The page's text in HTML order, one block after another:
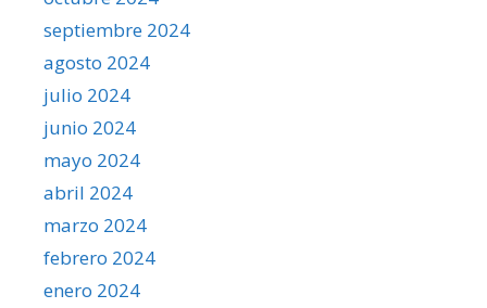
septiembre 2024
agosto 2024
julio 2024
junio 2024
mayo 2024
abril 2024
marzo 2024
febrero 2024
enero 2024